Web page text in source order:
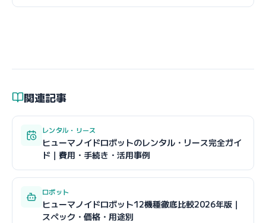
関連記事
レンタル・リース
ヒューマノイドロボットのレンタル・リース完全ガイ
ド｜費用・手続き・活用事例
ロボット
ヒューマノイドロボット12機種徹底比較2026年版｜
スペック・価格・用途別